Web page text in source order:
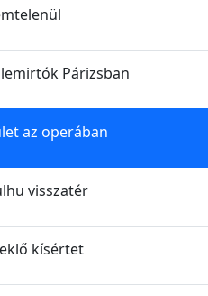
Párizsban
az operában
visszatér
kísértet